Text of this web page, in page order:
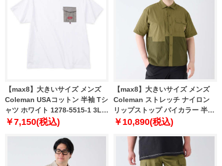
【max8】大きいサイズ メンズ
Coleman USAコットン 半袖 Tシ
ャツ ホワイト 1278-5515-1 3L
4L 5L 6L 8L
￥7,150(税込)
【max8】大きいサイズ メンズ
Coleman ストレッチ ナイロン
リップストップ バイカラー 半袖
シャツ カーキ 1277-4270-2 3L
￥10,890(税込)